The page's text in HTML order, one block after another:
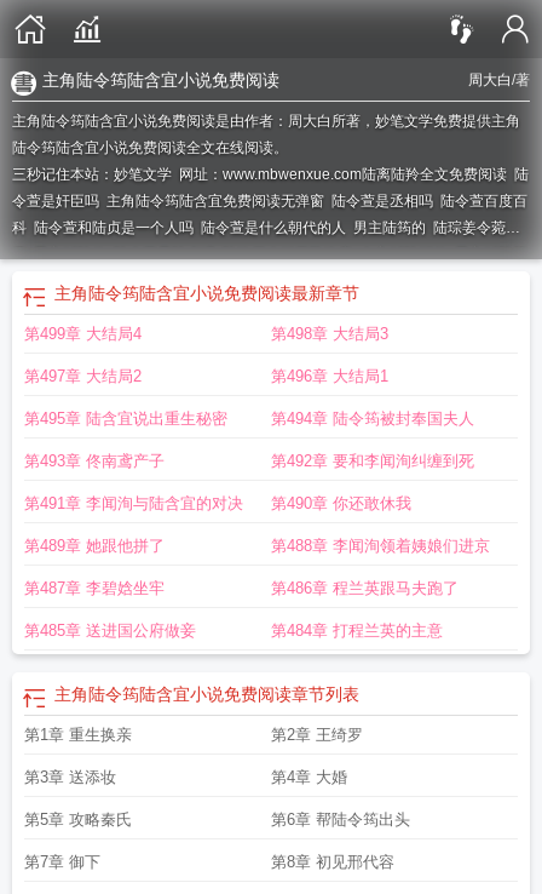
周大白/著
主角陆令筠陆含宜小说免费阅读
主角陆令筠陆含宜小说免费阅读是由作者：周大白所著，妙笔文学免费提供主角
陆令筠陆含宜小说免费阅读全文在线阅读。
三秒记住本站：妙笔文学 网址：www.mbwenxue.com陆离陆羚全文免费阅读 陆
令萱是奸臣吗 主角陆令筠陆含宜免费阅读无弹窗 陆令萱是丞相吗 陆令萱百度百
科 陆令萱和陆贞是一个人吗 陆令萱是什么朝代的人 男主陆筠的 陆琮姜令菀免
费男主叫陆临陆令萱是陆贞吗陆昀罗令妤无防盗章女主叫陆媱的男主叫陆筠
男主叫陆筠 陆洐江令瓷 男主叫陆临的 陆令萱历史上是好人吗
科 陆昀令杼角色介绍
姜令菀的分卷阅读陆令萱
主角陆令筠陆含宜小说免费阅读最新章节
第499章 大结局4 第498章 大结局3
第497章 大结局2 第496章 大结局1
第495章 陆含宜说出重生秘密 第494章 陆令筠被封奉国夫人
第493章 佟南鸢产子 第492章 要和李闻洵纠缠到死
第491章 李闻洵与陆含宜的对决 第490章 你还敢休我
第489章 她跟他拼了 第488章 李闻洵领着姨娘们进京
第487章 李碧娢坐牢 第486章 程兰英跟马夫跑了
第485章 送进国公府做妾 第484章 打程兰英的主意
主角陆令筠陆含宜小说免费阅读章节列表
第1章 重生换亲 第2章 王绮罗
第3章 送添妆 第4章 大婚
第5章 攻略秦氏 第6章 帮陆令筠出头
第7章 御下 第8章 初见邢代容